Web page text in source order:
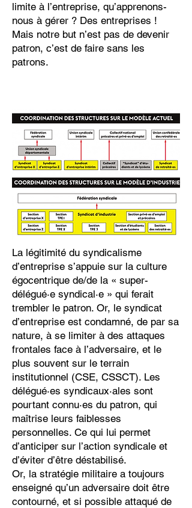
limite à l’entreprise, qu’apprenons-
nous à gérer ? Des entreprises !
Mais notre but n’est pas de devenir
patron, c’est de faire sans les
patrons.
La légitimité du syndicalisme
d’entreprise s’appuie sur la culture
égocentrique de/de la « super-
délégué·e syndical·e » qui ferait
trembler le patron. Or, le syndicat
d’entreprise est condamné, de par sa
nature, à se limiter à des attaques
frontales face à l’adversaire, et le
plus souvent sur le terrain
institutionnel (CSE, CSSCT). Les
délégué·es syndicaux·ales sont
pourtant connu·es du patron, qui
maîtrise leurs faiblesses
personnelles. Ce qui lui permet
d’anticiper sur l’action syndicale et
d’éviter d’être déstabilisé.
Or, la stratégie militaire a toujours
enseigné qu’un adversaire doit être
contourné, et si possible attaqué de